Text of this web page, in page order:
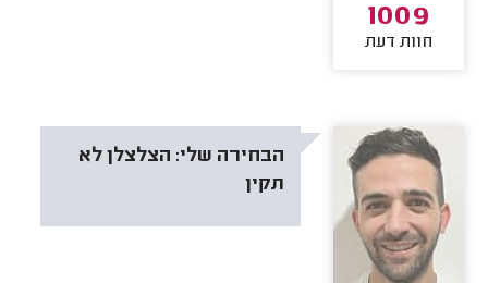
1009
חוות דעת
הבחירה שלי: הצלצלן לא
תקין